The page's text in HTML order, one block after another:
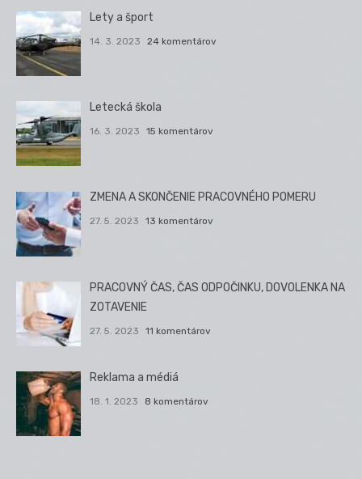
Lety a šport
14. 3. 2023 24 komentárov
Letecká škola
16. 3. 2023 15 komentárov
ZMENA A SKONČENIE PRACOVNÉHO POMERU
27. 5. 2023 13 komentárov
PRACOVNÝ ČAS, ČAS ODPOČINKU, DOVOLENKA NA
ZOTAVENIE
27. 5. 2023 11 komentárov
Reklama a médiá
18. 1. 2023 8 komentárov